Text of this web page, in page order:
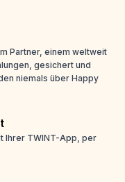
Partner, einem weltweit
gesichert und
niemals über Happy
Ihrer TWINT-App, per